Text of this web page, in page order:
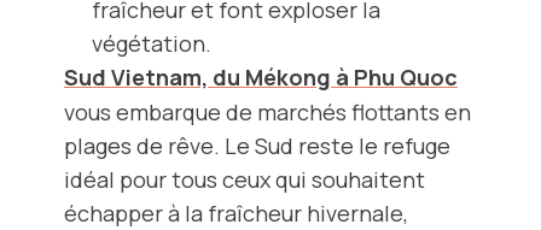
fraîcheur et font exploser la
végétation.
Sud Vietnam, du Mékong à Phu Quoc
vous embarque de marchés flottants en
plages de rêve. Le Sud reste le refuge
idéal pour tous ceux qui souhaitent
échapper à la fraîcheur hivernale,